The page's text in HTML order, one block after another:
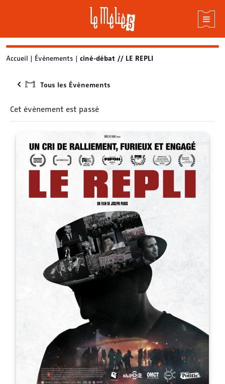
Skip
content
Accueil | Évènements | ciné-débat // LE REPLI
Tous les Évènements
Cet évènement est passé